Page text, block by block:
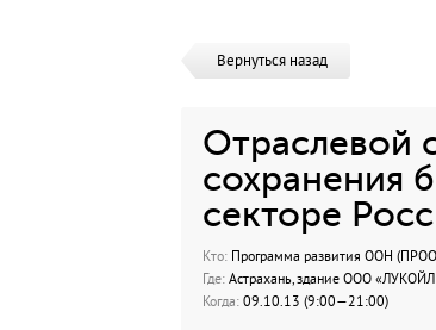
Вернуться назад
Отраслевой
сохранения
секторе
Кто:Программа развития ООН
Где:Астрахань, здание ООО «ЛУКОЙЛ
Когда:09.10.13 (9:00—21:00)